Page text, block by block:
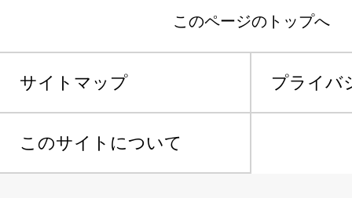
このページのトップへ
サイトマップ プライバ
このサイトについて